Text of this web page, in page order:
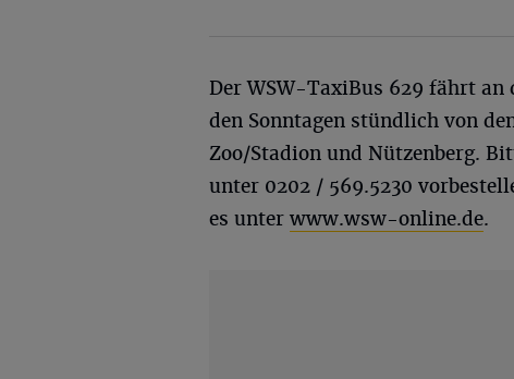
Der WSW-TaxiBus 629 fährt an
den Sonntagen stündlich von
Zoo/Stadion und Nützenberg.
unter 0202 / 569.5230
es unter www.wsw-online.de.